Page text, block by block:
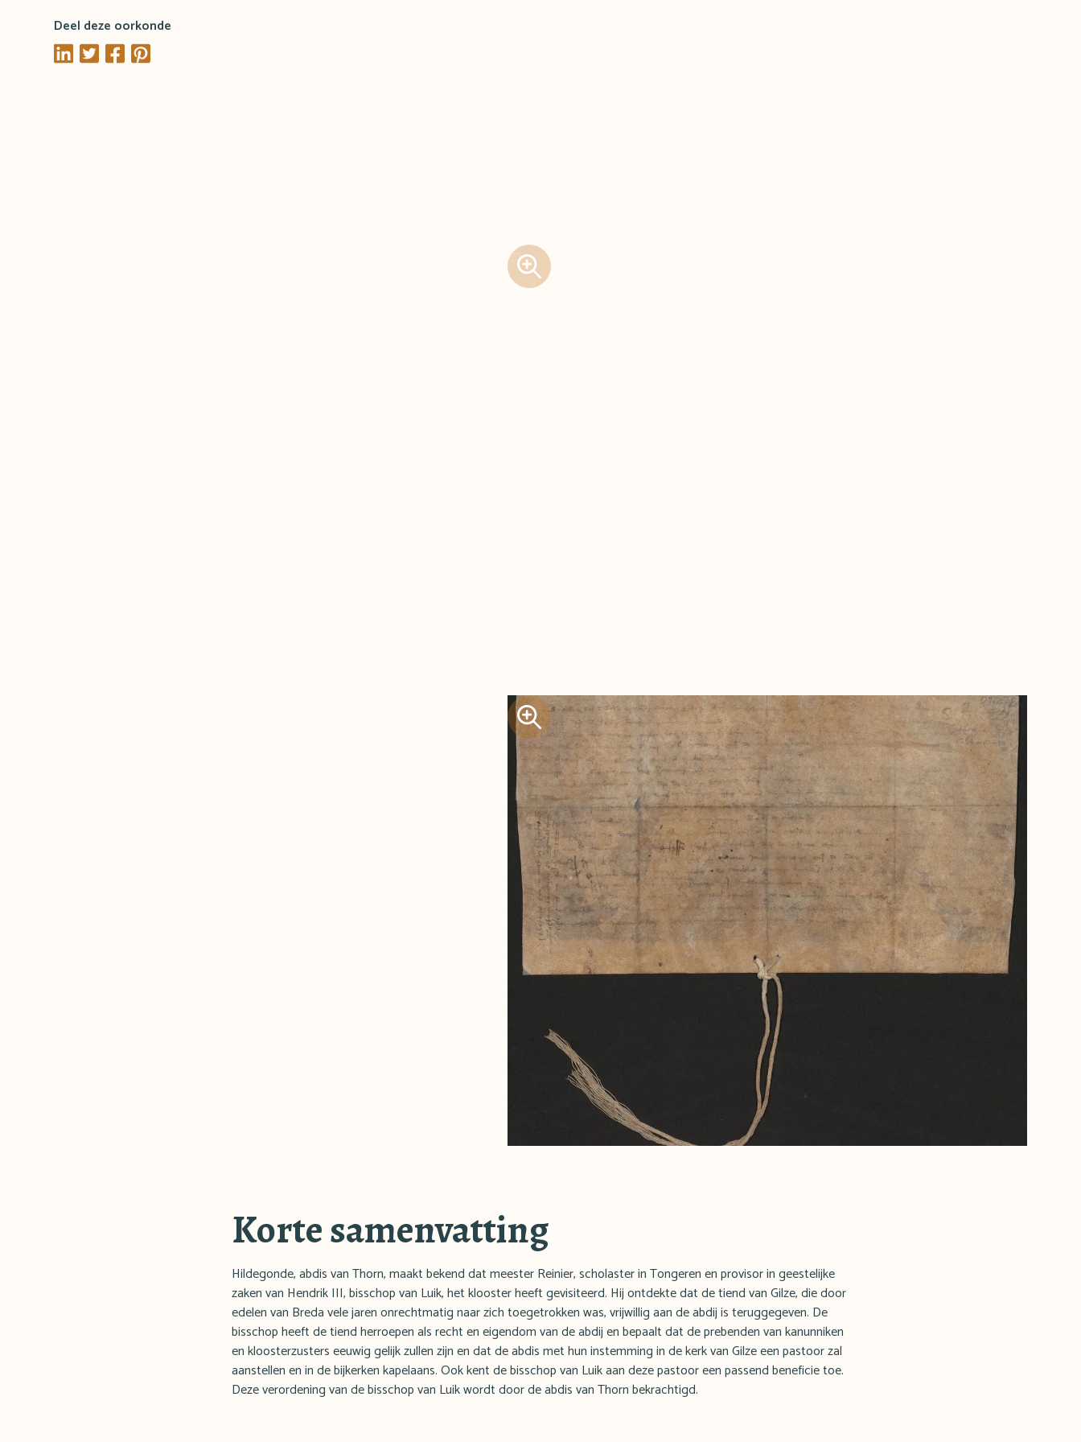
Deel deze oorkonde
Korte samenvatting
Hildegonde, abdis van Thorn, maakt bekend dat meester Reinier, scholaster in Tongeren en provisor in geestelijke
zaken van Hendrik III, bisschop van Luik, het klooster heeft gevisiteerd. Hij ontdekte dat de tiend van Gilze, die door
edelen van Breda vele jaren onrechtmatig naar zich toegetrokken was, vrijwillig aan de abdij is teruggegeven. De
bisschop heeft de tiend herroepen als recht en eigendom van de abdij en bepaalt dat de prebenden van kanunniken
en kloosterzusters eeuwig gelijk zullen zijn en dat de abdis met hun instemming in de kerk van Gilze een pastoor zal
aanstellen en in de bijkerken kapelaans. Ook kent de bisschop van Luik aan deze pastoor een passend beneficie toe.
Deze verordening van de bisschop van Luik wordt door de abdis van Thorn bekrachtigd.